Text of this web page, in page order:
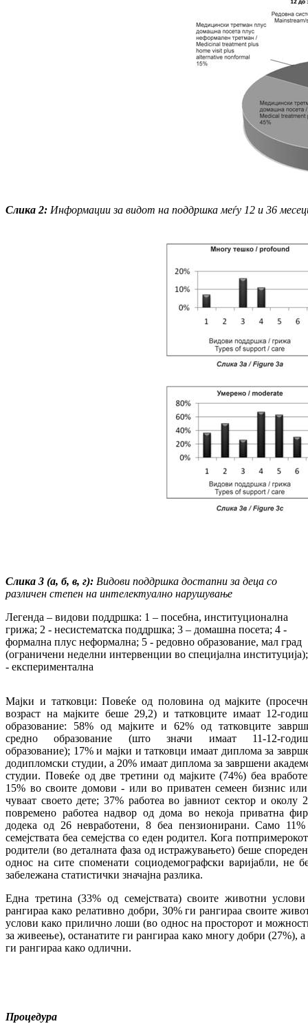
Слика 2: Информации за видот на поддршка меѓу 12 и 36
Слика 3 (а, б, в, г): Видови поддршка достапни за деца со
различен степен на интелектуално нарушување
Легенда – видови поддршка: 1 – посебна, институционална
грижа; 2 - несистематска поддршка; 3 – домашна посета; 4 -
формална плус неформална; 5 - редовно образование, мал град
(ограничени неделни интервенции во специјална
- експериментална
Мајки и татковци: Повеќе од половина од мајките
возраст на мајките беше 29,2) и татковците имаат 12-
образование: 58% од мајките и 62% од татковците
средно образование (што значи имаат 11-12-
образование); 17% и мајки и татковци имаат диплома за
додипломски студии, а 20% имаат диплома за завршени
студии. Повеќе од две третини од мајките (74%) беа
15% во своите домови - или во приватен семеен бизнис
чуваат своето дете; 37% работеа во јавниот сектор и околу
повремено работеа надвор од дома во некоја приватна
додека од 26 невработени, 8 беа пензионирани. Само
семејствата беа семејства со еден родител. Кога
родители (во деталната фаза од истражувањето) беше
однос на сите споменати социодемографски варијабли, не
забележана статистички значајна разлика.
Една третина (33% од семејствата) своите животни
рангираа како релативно добри, 30% ги рангираа своите
услови како прилично лоши (во однос на просторот и
за живеење), останатите ги рангираа како многу добри (27%), а
ги рангираа како одлични.
Процедура